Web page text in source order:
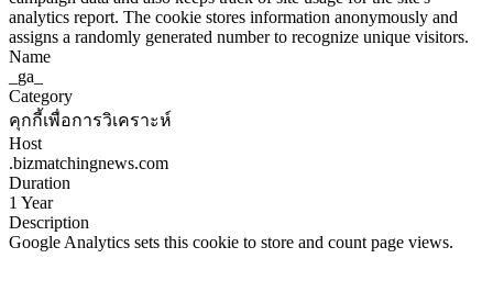
analytics report. The cookie stores information anonymously and
assigns a randomly generated number to recognize unique visitors.
Name
_ga_
Category
คุกกี้เพื่อการวิเคราะห์
Host
.bizmatchingnews.com
Duration
1 Year
Description
Google Analytics sets this cookie to store and count page views.